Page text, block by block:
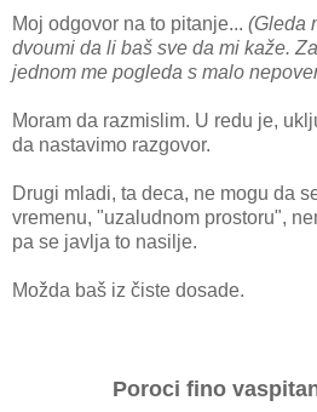
Moj odgovor na to pitanje... (Gleda
dvoumi da li baš sve da mi kaže.
jednom me pogleda s malo
Moram da razmislim. U redu je,
da nastavimo razgovor.
Drugi mladi, ta deca, ne mogu da
vremenu, "uzaludnom prostoru",
pa se javlja to nasilje.
Možda baš iz čiste dosade.
Poroci fino